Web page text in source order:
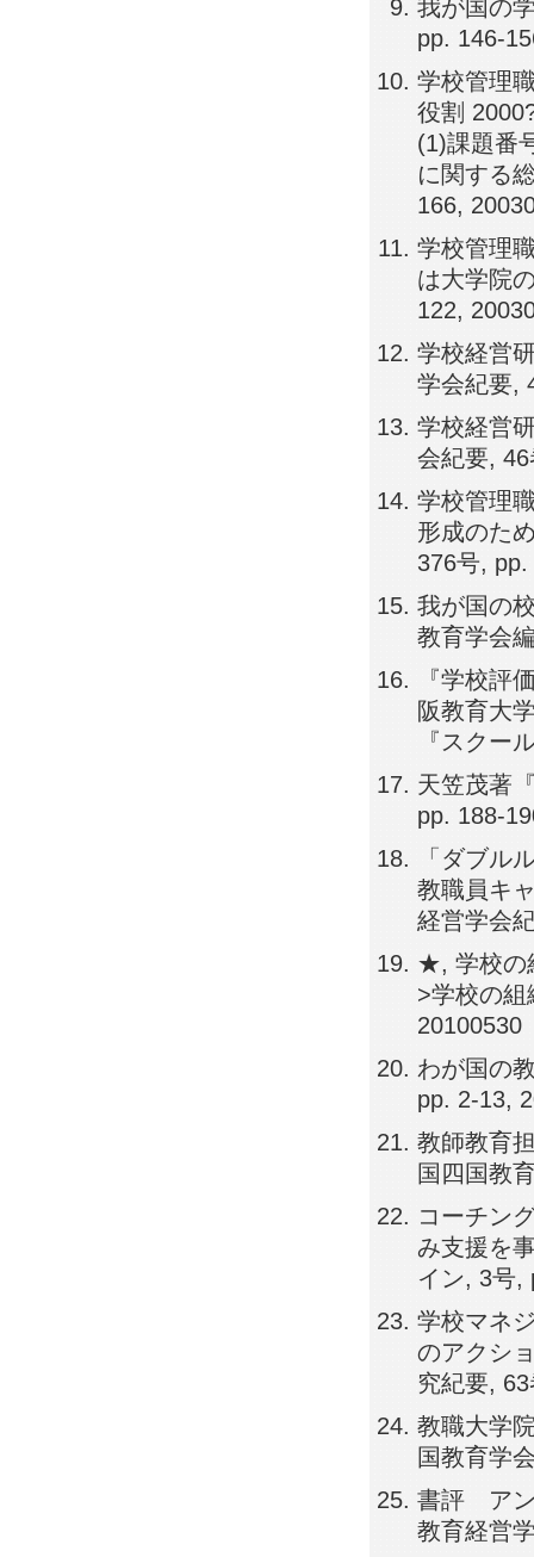
我が国の
pp. 146-
学校管理
役割
(1)課題番
に関する
166,
学校管理
は大学院
122,
学校経営
学会紀要,
学校経営
会紀要,
学校管理
形成のた
376号,
我が国の
教育学会
『学校評
阪教育大
『スクー
天笠茂著
pp. 188-
「ダブル
教職員キ
経営学会
★, 学校の
>学校の
20100530
わが国の
pp. 2-13,
教師教育
国四国教
コーチン
み支援を
イン, 3号,
学校マネ
のアクシ
究紀要,
教職大学
国教育学
書評 アン
教育経営